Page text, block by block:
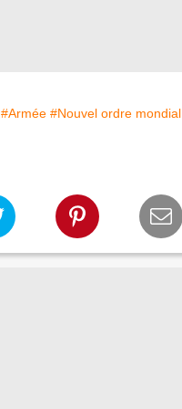
#Armée #Nouvel ordre mondial